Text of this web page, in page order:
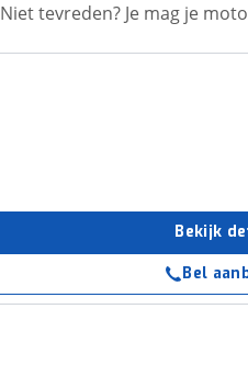
Niet tevreden? Je mag je
Bekijk
Bel